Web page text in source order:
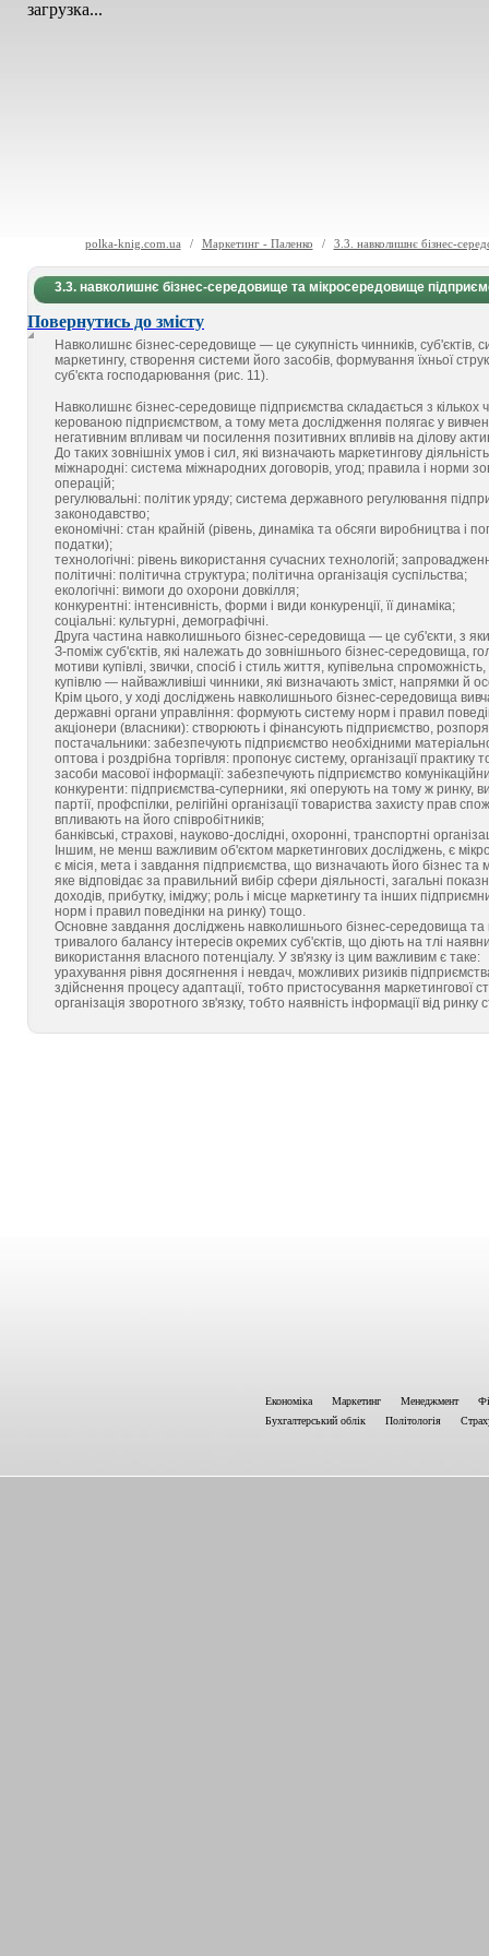
загрузка...
polka-knig.com.ua / Маркетинг - Паленко / 3.3. навколишнє бізнес-
3.3. навколишнє бізнес-середовище та мікросередовище
Повернутись до змісту
Навколишнє бізнес-середовище — це сукупність чинників,
маркетингу, створення системи його засобів, формування їхньої
суб'єкта господарювання (рис. 11).
Навколишнє бізнес-середовище підприємства складається з
керованою підприємством, а тому мета дослідження полягає у
негативним впливам чи посилення позитивних впливів на ділову
До таких зовнішніх умов і сил, які визначають маркетингову
міжнародні: система міжнародних договорів, угод; правила і норми
операцій;
регулювальні: політик уряду; система державного регулювання
законодавство;
економічні: стан крайній (рівень, динаміка та обсяги виробництва і
податки);
технологічні: рівень використання сучасних технологій;
політичні: політична структура; політична організація суспільства;
екологічні: вимоги до охорони довкілля;
конкурентні: інтенсивність, форми і види конкуренції, її динаміка;
соціальні: культурні, демографічні.
Друга частина навколишнього бізнес-середовища — це суб'єкти, з
З-поміж суб'єктів, які належать до зовнішнього бізнес-середовища,
мотиви купівлі, звички, спосіб і стиль життя, купівельна
купівлю — найважливіші чинники, які визначають зміст, напрямки й
Крім цього, у ході досліджень навколишнього бізнес-середовища
державні органи управління: формують систему норм і правил
акціонери (власники): створюють і фінансують підприємство,
постачальники: забезпечують підприємство необхідними
оптова і роздрібна торгівля: пропонує систему, організації
засоби масової інформації: забезпечують підприємство
конкуренти: підприємства-суперники, які оперують на тому ж ринку,
партії, профспілки, релігійні організації товариства захисту прав
впливають на його співробітників;
банківські, страхові, науково-дослідні, охоронні, транспортні
Іншим, не менш важливим об'єктом маркетингових досліджень, є
є місія, мета і завдання підприємства, що визначають його бізнес та
яке відповідає за правильний вибір сфери діяльності, загальні
доходів, прибутку, іміджу; роль і місце маркетингу та інших
норм і правил поведінки на ринку) тощо.
Основне завдання досліджень навколишнього бізнес-середовища
тривалого балансу інтересів окремих суб'єктів, що діють на тлі
використання власного потенціалу. У зв'язку із цим важливим є таке:
урахування рівня досягнення і невдач, можливих ризиків
здійснення процесу адаптації, тобто пристосування маркетингової
організація зворотного зв'язку, тобто наявність інформації від
Економіка Маркетинг Менеджмент
Бухгалтерський облік
Політологія